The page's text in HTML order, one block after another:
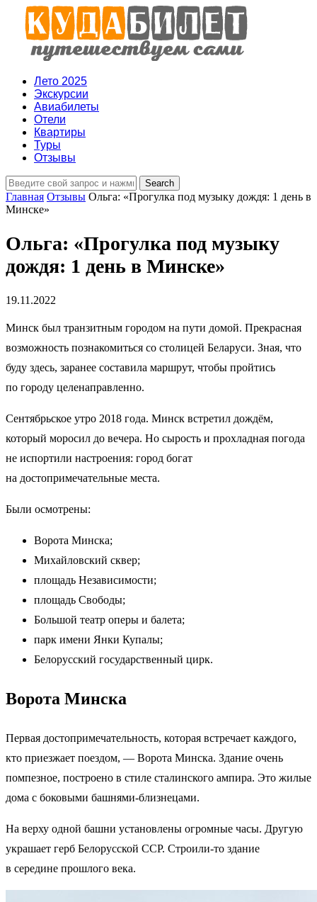
Лето 2025
Экскурсии
Авиабилеты
Отели
Квартиры
Туры
Отзывы
Главная Отзывы Ольга: «Прогулка под музыку дождя: 1 день в
Минске»
Ольга: «Прогулка под музыку
дождя: 1 день в Минске»
19.11.2022
Минск был транзитным городом на пути домой. Прекрасная
возможность познакомиться со столицей Беларуси. Зная, что
буду здесь, заранее составила маршрут, чтобы пройтись
по городу целенаправленно.
Сентябрьское утро 2018 года. Минск встретил дождём,
который моросил до вечера. Но сырость и прохладная погода
не испортили настроения: город богат
на достопримечательные места.
Были осмотрены:
Ворота Минска;
Михайловский сквер;
площадь Независимости;
площадь Свободы;
Большой театр оперы и балета;
парк имени Янки Купалы;
Белорусский государственный цирк.
Ворота Минска
Первая достопримечательность, которая встречает каждого,
кто приезжает поездом, — Ворота Минска. Здание очень
помпезное, построено в стиле сталинского ампира. Это жилые
дома с боковыми башнями-близнецами.
На верху одной башни установлены огромные часы. Другую
украшает герб Белорусской ССР. Строили-то здание
в середине прошлого века.